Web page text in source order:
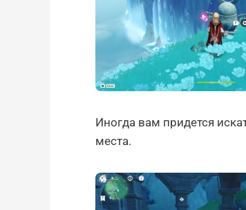
Иногда вам придется
места.